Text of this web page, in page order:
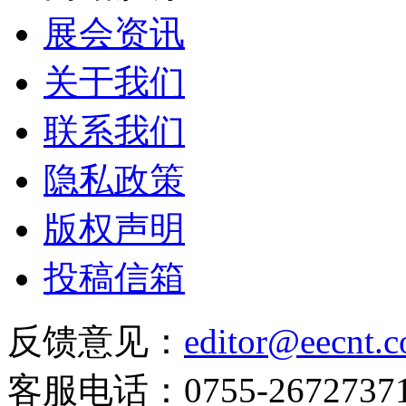
展会资讯
关于我们
联系我们
隐私政策
版权声明
投稿信箱
反馈意见：
客服电话：0755-